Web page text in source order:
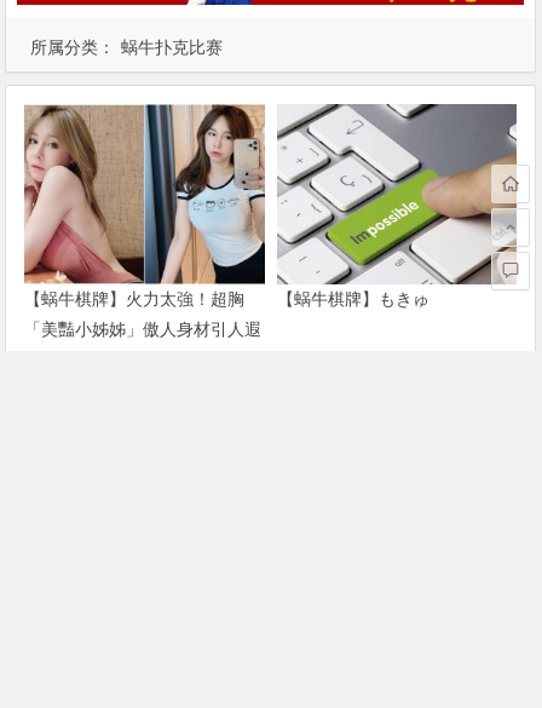
所属分类： 蜗牛扑克比赛
【蜗牛棋牌】火力太強！超胸
「美豔小姊姊」傲人身材引人遐
【蜗牛棋牌】もきゅ